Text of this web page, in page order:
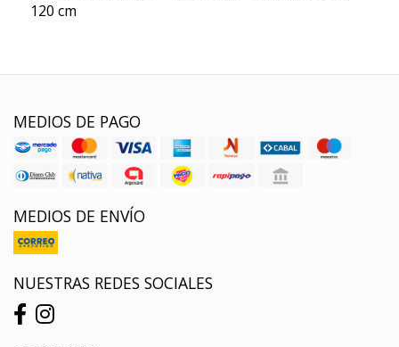
120 cm
MEDIOS DE PAGO
MEDIOS DE ENVÍO
NUESTRAS REDES SOCIALES